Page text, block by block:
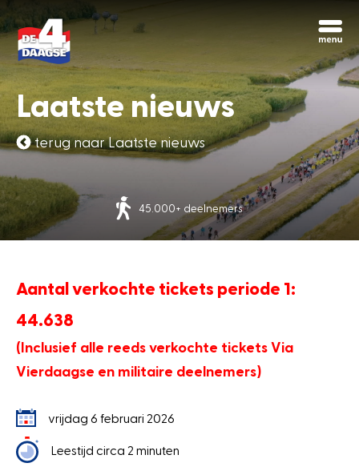
Laatste nieuws
terug naar Laatste nieuws
Meer dan 70 nationaliteiten
Aantal verkochte tickets periode 1:
44.638
(Inclusief alle reeds verkochte tickets Via
Vierdaagse en militaire deelnemers)
vrijdag 6 februari 2026
Leestijd circa 2 minuten
Begin opnieuw
Chatbot Miles
Stel je vragen 24/7
Vandaag
Hoi, ik ben Miles, de chatbot van de
4Daagse. Waar kan ik je mee helpen?